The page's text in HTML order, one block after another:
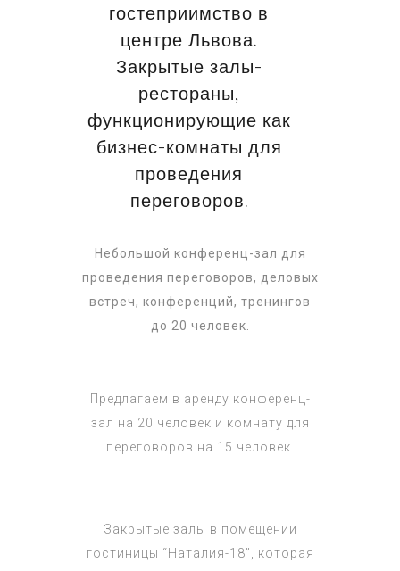
гостеприимство в
центре Львова.
Закрытые залы-
рестораны,
функционирующие как
бизнес-комнаты для
проведения
переговоров.
Небольшой конференц-зал для
проведения переговоров, деловых
встреч, конференций, тренингов
до 20 человек.
Предлагаем в аренду конференц-
зал на 20 человек и комнату для
переговоров на 15 человек.
Закрытые залы в помещении
гостиницы “Наталия-18”, которая